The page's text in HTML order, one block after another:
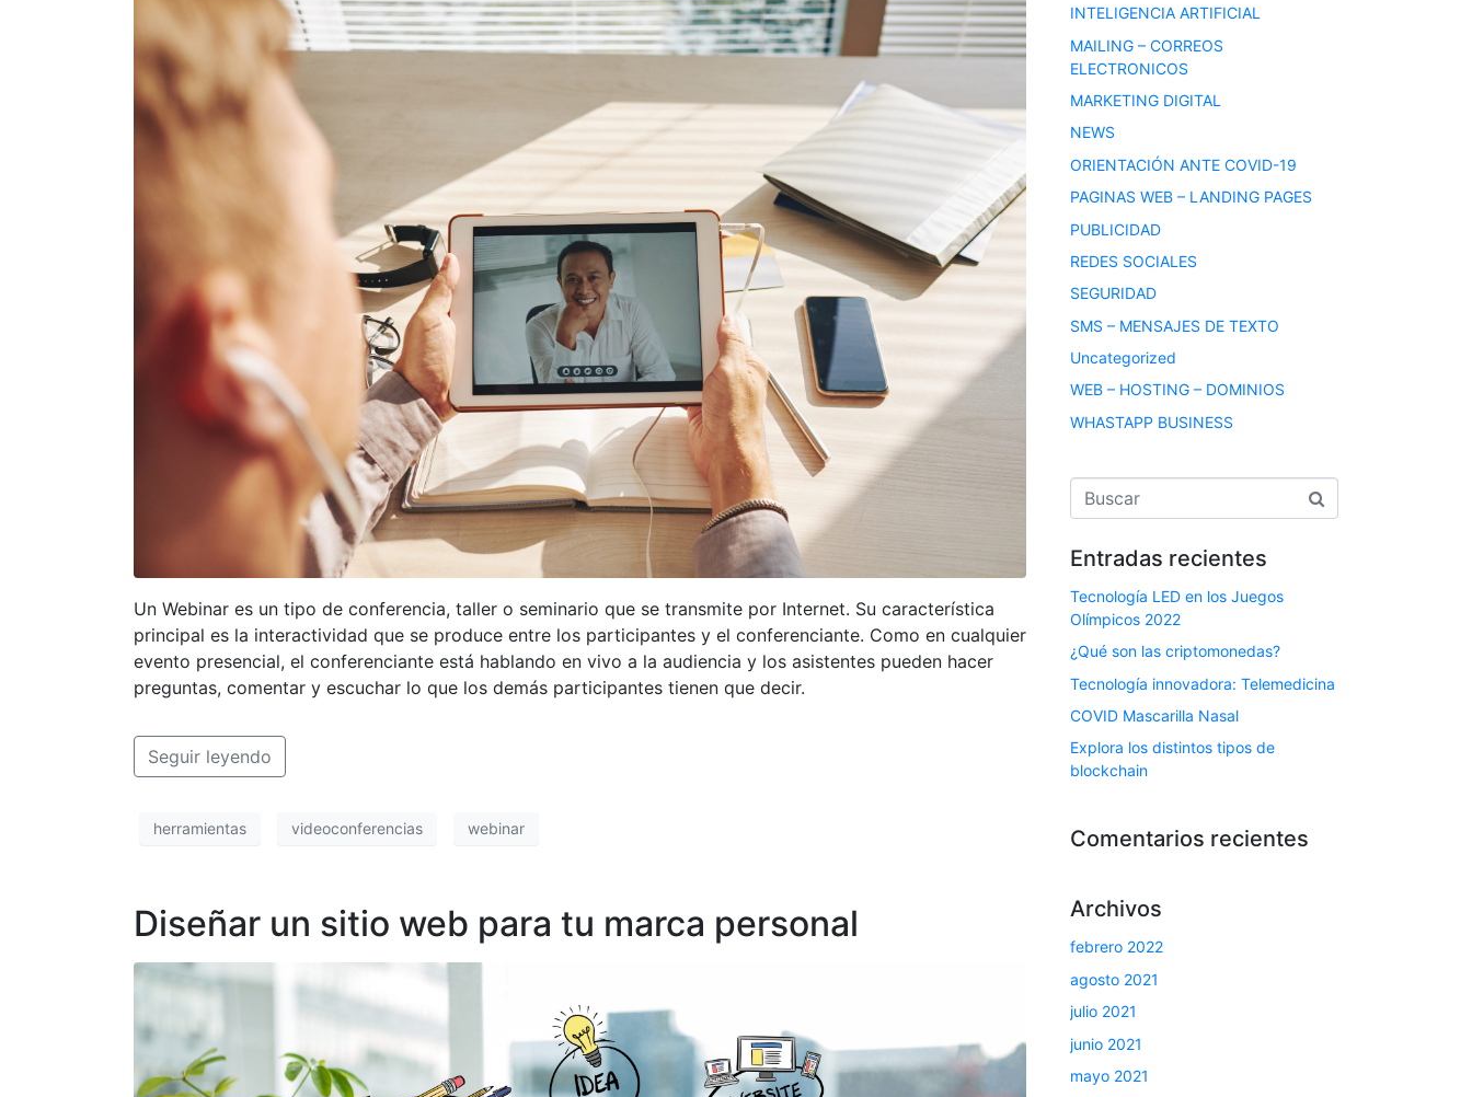
Un Webinar es un tipo de conferencia, taller o seminario que se transmite por Internet. Su característica
principal es la interactividad que se produce entre los participantes y el conferenciante. Como en cualquier
evento presencial, el conferenciante está hablando en vivo a la audiencia y los asistentes pueden hacer
preguntas, comentar y escuchar lo que los demás participantes tienen que decir.
Seguir leyendo
herramientas videoconferencias webinar
Diseñar un sitio web para tu marca personal
INTELIGENCIA ARTIFICIAL
MAILING – CORREOS
ELECTRONICOS
MARKETING DIGITAL
NEWS
ORIENTACIÓN ANTE COVID-19
PAGINAS WEB – LANDING PAGES
PUBLICIDAD
REDES SOCIALES
SEGURIDAD
SMS – MENSAJES DE TEXTO
Uncategorized
WEB – HOSTING – DOMINIOS
WHASTAPP BUSINESS
Entradas recientes
Tecnología LED en los Juegos
Olímpicos 2022
¿Qué son las criptomonedas?
Tecnología innovadora: Telemedicina
COVID Mascarilla Nasal
Explora los distintos tipos de
blockchain
Comentarios recientes
Archivos
febrero 2022
agosto 2021
julio 2021
junio 2021
mayo 2021